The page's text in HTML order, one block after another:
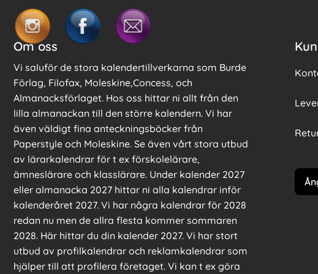
Om oss
Vi saluför de stora kalendertillverkarna som Burde
Förlag, Filofax, Moleskine,Concess, och
Almanacksförlaget. Hos oss hittar ni allt från den
lilla almanackan till den större kalendern. Vi har
även väldigt fina anteckningsböcker från
Paperstyle och Moleskine. Se även vårt stora utbud
av lärarkalendrar för t ex förskolelärare,
ämneslärare och klasslärare. Under kalender 2027
eller almanacka 2027 hittar ni alla kalendrar inför
kalenderåret 2027. Vi har några kalendrar för 2028
redan nu men de allra flesta kommer sommaren
2028. Här hittar du din kalender 2027. Vi har stort
utbud av profilkalendrar och reklamkalendrar som
hjälper till att profilera företaget. Vi kan t ex göra